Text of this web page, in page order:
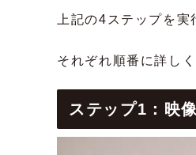
上記の4ステップを実
それぞれ順番に詳し
ステップ1：映